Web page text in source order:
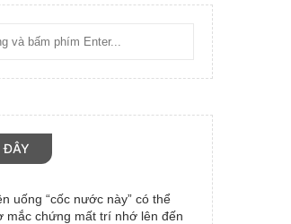
ĐÂY
uống “cốc nước này” có thể
mắc chứng mất trí nhớ lên đến